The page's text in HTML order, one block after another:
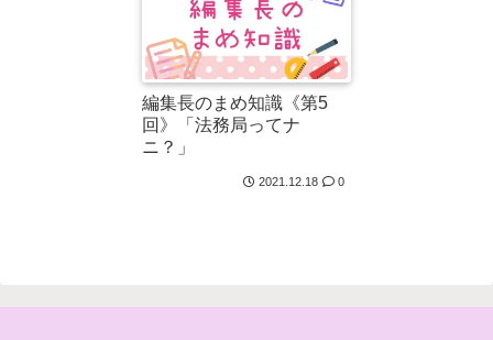
編集長のまめ知識《第5
回》「法務局ってナ
ニ？」
2021.12.18 0